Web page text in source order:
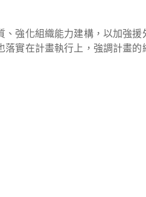
、強化組織能力建構，以加強
落實在計畫執行上，強調計畫